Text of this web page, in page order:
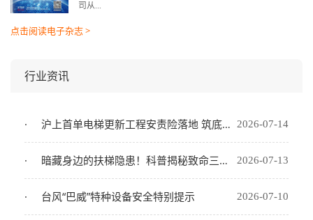
司从...
点击阅读电子杂志 >
行业资讯
沪上首单电梯更新工程安责险落地 筑底民生工程“安全网” 2026-07-14
暗藏身边的扶梯隐患！科普揭秘致命三角区安全风险 2026-07-13
台风“巴威”特种设备安全特别提示 2026-07-10